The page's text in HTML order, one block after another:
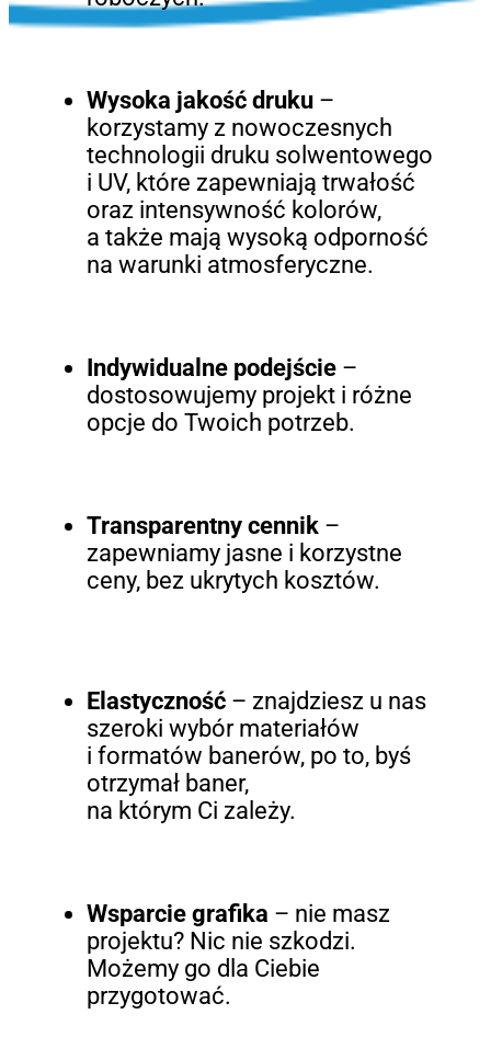
Wysoka jakość druku–
korzystamy z nowoczesnych
technologii druku solwentowego
i UV, które zapewniają trwałość
oraz intensywność kolorów,
a także mają wysoką odporność
na warunki atmosferyczne.
Indywidualne podejście–
dostosowujemy projekt i różne
opcje do Twoich potrzeb.
Transparentny cennik–
zapewniamy jasne i korzystne
ceny, bez ukrytych kosztów.
Elastyczność– znajdziesz u nas
szeroki wybór materiałów
i formatów banerów, po to, byś
otrzymał baner,
na którym Ci zależy.
Wsparcie grafika – nie masz
projektu? Nic nie szkodzi.
Możemy go dla Ciebie
przygotować.